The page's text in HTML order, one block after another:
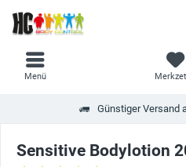
Günstiger Versand
Menü
Sensitive Bodylotion